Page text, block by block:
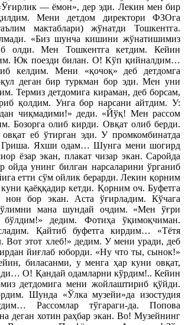
— ёмон», дер эди. Лекин мен бир
Мени детдом директори ФЗОга
мактаблари) жўнатди Тошкентга.
«Биз шунча кишини жўнатишимиз
олди. Мен Тошкентга кетдим. Кейин
Юк поезди билан. О! Кўп қийналдим…
келдим. Мени «қочоқ» деб детдомга
деган бир туркман бор эди. Мен уни
Термиз детдомига кираман, деб борсам,
қолдим. Унга бор нарсани айтдим. У:
чиқмадими!» деди. «Йўқ! Мен рассом
Бозорга олиб кирди. Овқат олиб берди.
еб ўтирган эди. У промкомбинатда
Гриша. Яхши одам… Шунга мени шогирд
ёзар экан, плакат чизар экан. Саройда
ойда унинг билган нарсаларини ўрганиб
етти сўм ойлик берарди. Лекин қорним
қаёққадир кетди. Қорним оч. Буфетга
бор экан. Аста ўғирладим. Кўчага
мана шундай очдим. «Мен ўғри
дедим. Фотиҳа ўқимоқчиман.
Қайтиб буфетга кирдим… «Тётя
Вот этот хлеб!» дедим. У мени уради, деб
йиғлаб юборди. «Ну что ты, сынок!»
биласанми, у менга ҳар куни овқат,
О! Қандай одамларни кўрдим!.. Кейин
детдомига мени жойлаштириб қўйди.
Шунда «Ўлка музейи»да изостудия
Рассомлар тўгараги-да. Попова
деган хотин раҳбар экан. Во! Музейнинг